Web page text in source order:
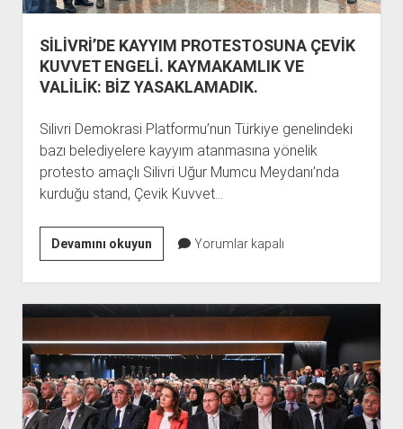
SİLİVRİ’DE KAYYIM PROTESTOSUNA ÇEVİK
KUVVET ENGELİ. KAYMAKAMLIK VE
VALİLİK: BİZ YASAKLAMADIK.
Silivri Demokrasi Platformu’nun Türkiye genelindeki
bazı belediyelere kayyım atanmasına yönelik
protesto amaçlı Silivri Uğur Mumcu Meydanı’nda
kurduğu stand, Çevik Kuvvet…
Devamını okuyunSİLİVRİ’DE
KAYYIM
PROTESTOSUNA
ÇEVİK
ENGELİ.
KAYMAKAMLIK
VE
VALİLİK:
Yorumlar kapalı